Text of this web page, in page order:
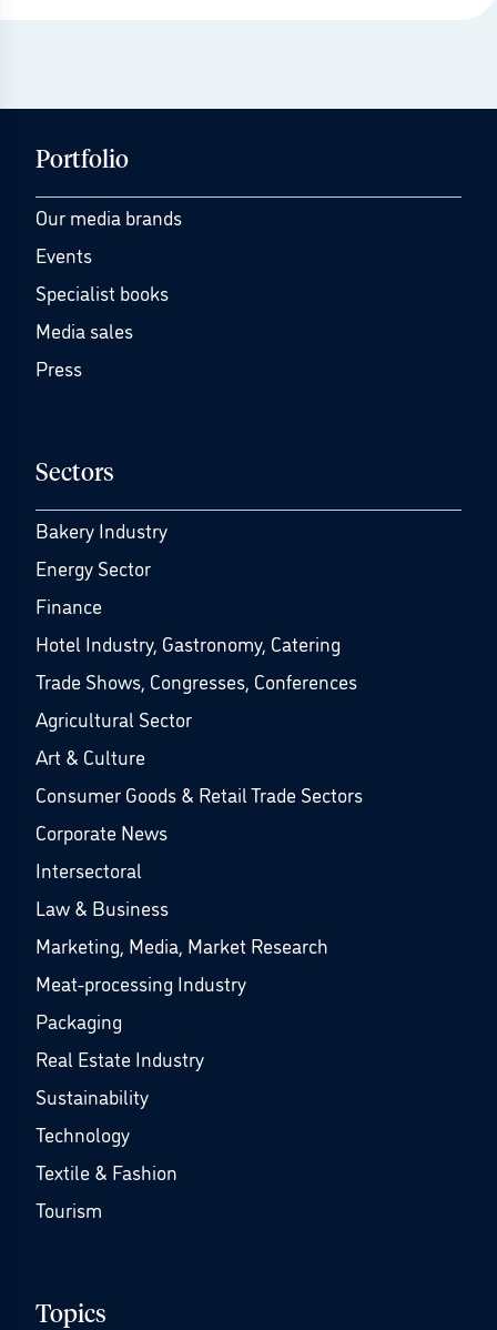
Portfolio
Our media brands
Events
Specialist books
Media sales
Press
Sectors
Bakery Industry
Energy Sector
Finance
Hotel Industry, Gastronomy, Catering
Trade Shows, Congresses, Conferences
Agricultural Sector
Art & Culture
Consumer Goods & Retail Trade Sectors
Corporate News
Intersectoral
Law & Business
Marketing, Media, Market Research
Meat-processing Industry
Packaging
Real Estate Industry
Sustainability
Technology
Textile & Fashion
Tourism
Topics